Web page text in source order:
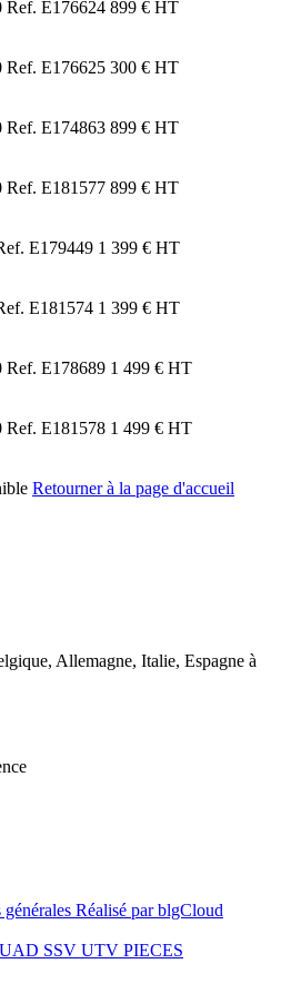
Ref. E176624 899 € HT
Ref. E176625 300 € HT
Ref. E174863 899 € HT
Ref. E181577 899 € HT
E179449 1 399 € HT
E181574 1 399 € HT
Ref. E178689 1 499 € HT
Ref. E181578 1 499 € HT
Retourner à la page d'accueil
Allemagne, Italie, Espagne à
Réalisé par blgCloud
SSV UTV PIECES